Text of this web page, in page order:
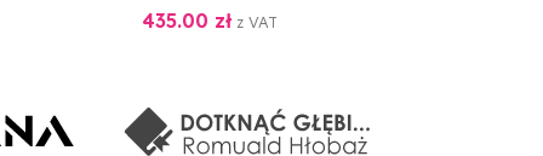
435.00 zł z VAT